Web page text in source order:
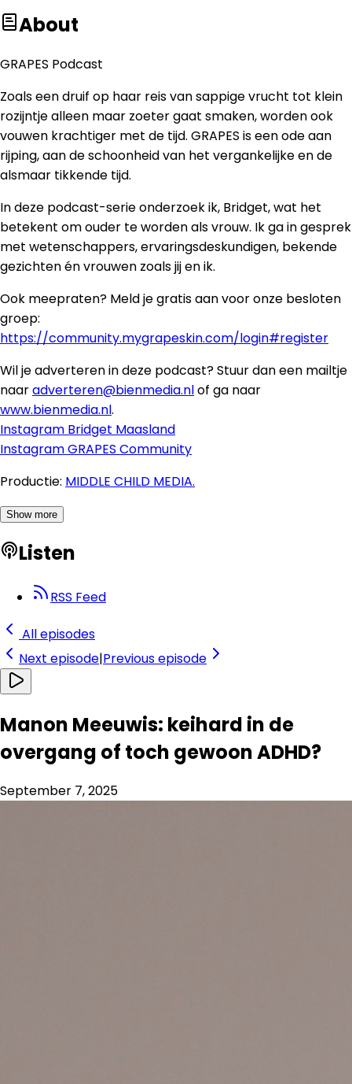
About
GRAPES Podcast
Zoals een druif op haar reis van sappige vrucht tot klein
rozijntje alleen maar zoeter gaat smaken, worden ook
vouwen krachtiger met de tijd. GRAPES is een ode aan
rijping, aan de schoonheid van het vergankelijke en de
alsmaar tikkende tijd.
In deze podcast-serie onderzoek ik, Bridget, wat het
betekent om ouder te worden als vrouw. Ik ga in gesprek
met wetenschappers, ervaringsdeskundigen, bekende
gezichten én vrouwen zoals jij en ik.
Ook meepraten? Meld je gratis aan voor onze besloten
groep:
https://community.mygrapeskin.com/login#register
Wil je adverteren in deze podcast? Stuur dan een mailtje
naaradverteren@bienmedia.nlof ga naar
www.bienmedia.nl.
Instagram Bridget Maasland
Instagram GRAPES Community
Productie: MIDDLE CHILD MEDIA.
Show more
Listen
RSS Feed
All episodes
Next episode|Previousepisode
Manon Meeuwis: keihard in de
overgang of toch gewoon ADHD?
September 7, 2025